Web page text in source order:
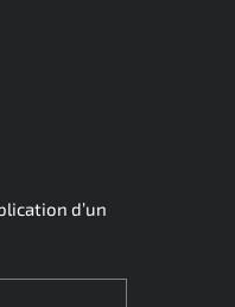
d’un